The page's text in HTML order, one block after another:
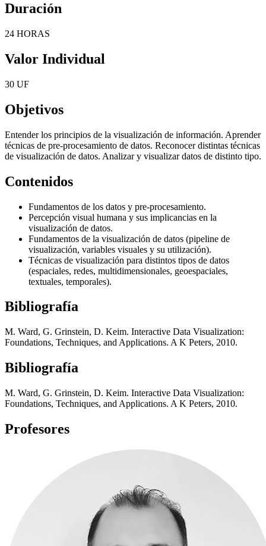
Duración
24 HORAS
Valor Individual
30 UF
Objetivos
Entender los principios de la visualización de información. Aprender
técnicas de pre-procesamiento de datos. Reconocer distintas técnicas
de visualización de datos. Analizar y visualizar datos de distinto tipo.
Contenidos
Fundamentos de los datos y pre-procesamiento.
Percepción visual humana y sus implicancias en la
visualización de datos.
Fundamentos de la visualización de datos (pipeline de
visualización, variables visuales y su utilización).
Técnicas de visualización para distintos tipos de datos
(espaciales, redes, multidimensionales, geoespaciales,
textuales, temporales).
Bibliografía
M. Ward, G. Grinstein, D. Keim. Interactive Data Visualization:
Foundations, Techniques, and Applications. A K Peters, 2010.
Bibliografía
M. Ward, G. Grinstein, D. Keim. Interactive Data Visualization:
Foundations, Techniques, and Applications. A K Peters, 2010.
Profesores